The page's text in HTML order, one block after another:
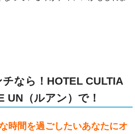
なら！HOTEL CULTIA
UN（ルアン）で！
時間を過ごしたいあなたにオ